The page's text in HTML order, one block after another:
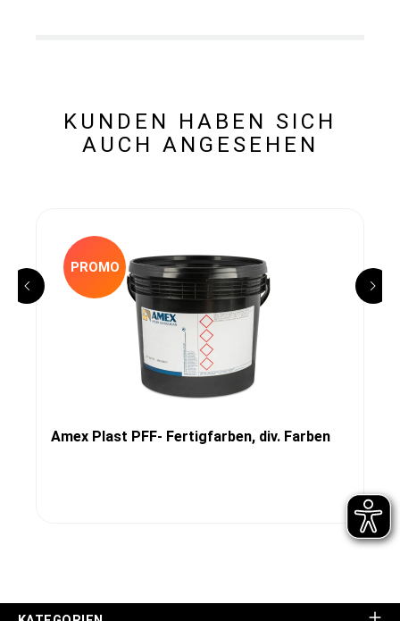
KUNDEN HABEN SICH
AUCH ANGESEHEN
PROMO
Amex Plast PFF- Fertigfarben, div. Farben